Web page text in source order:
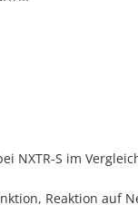
NXTR-S im
Reaktion auf